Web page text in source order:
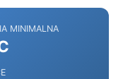
MINIMALNA